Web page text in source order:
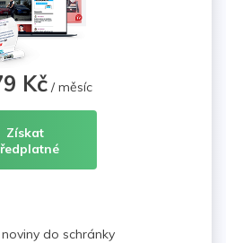
Kč/ měsíc
Získat
do schránky